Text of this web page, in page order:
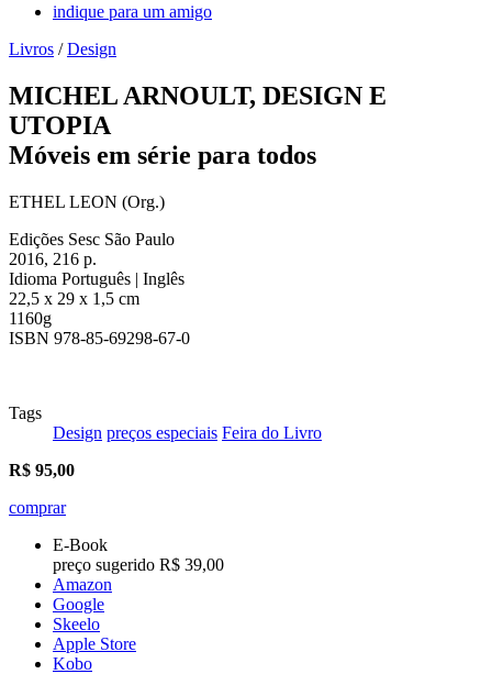
indique para um amigo
Livros /Design
MICHEL ARNOULT, DESIGN E
UTOPIA
Móveis em série para todos
ETHEL LEON (Org.)
Edições Sesc São Paulo
2016, 216 p.
Idioma Português | Inglês
22,5 x 29 x 1,5 cm
1160g
ISBN 978-85-69298-67-0
Tags
Design preços especiais Feira do Livro
R$ 95,00
comprar
E-Book
preço sugerido R$ 39,00
Amazon
Google
Skeelo
Apple Store
Kobo